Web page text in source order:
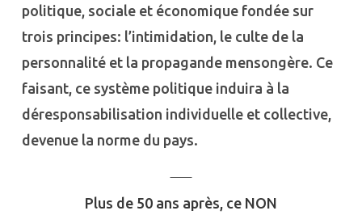
politique, sociale et économique fondée sur
trois principes: l’intimidation, le culte de la
personnalité et la propagande mensongère. Ce
faisant, ce système politique induira à la
déresponsabilisation individuelle et collective,
devenue la norme du pays.
Plus de 50 ans après, ce NON